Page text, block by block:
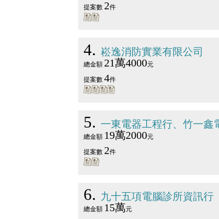
提案數 2件
4 崧逸消防實業有限公司
總金額 21萬4000元
提案數4件
5 一東電器工程行、竹一鑫
總金額 19萬2000元
提案數 2件
6 九十五項電腦診所資訊行
總金額 15萬元